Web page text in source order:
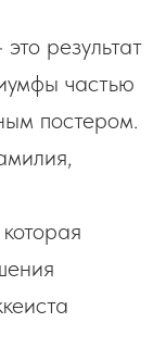
результат
частью
постером.